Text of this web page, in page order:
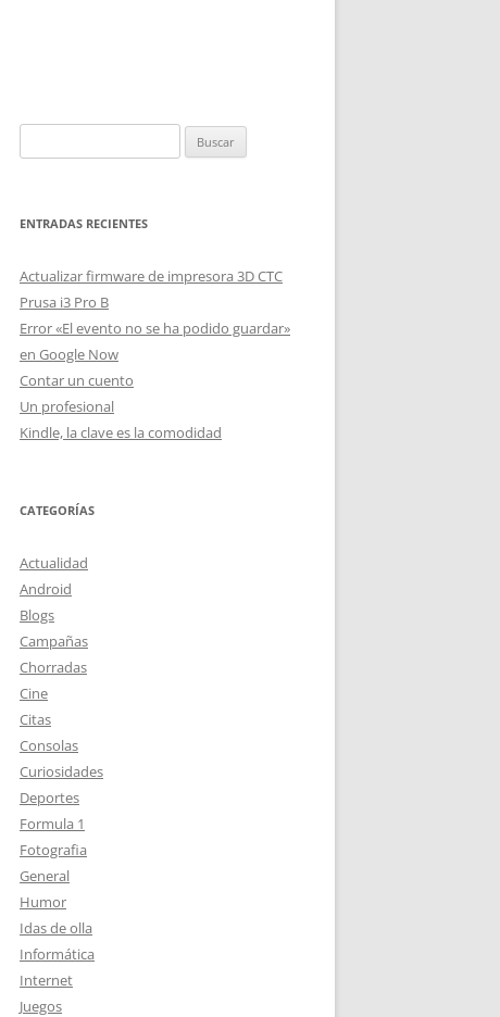
ENTRADAS RECIENTES
Actualizar firmware de impresora 3D CTC
Prusa i3 Pro B
Error «El evento no se ha podido guardar»
en Google Now
Contar un cuento
Un profesional
Kindle, la clave es la comodidad
CATEGORÍAS
Actualidad
Android
Blogs
Campañas
Chorradas
Cine
Citas
Consolas
Curiosidades
Deportes
Formula 1
Fotografia
General
Humor
Idas de olla
Informática
Internet
Juegos